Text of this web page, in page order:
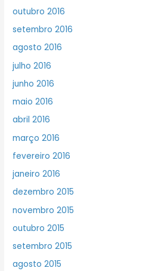
outubro 2016
setembro 2016
agosto 2016
julho 2016
junho 2016
maio 2016
abril 2016
março 2016
fevereiro 2016
janeiro 2016
dezembro 2015
novembro 2015
outubro 2015
setembro 2015
agosto 2015